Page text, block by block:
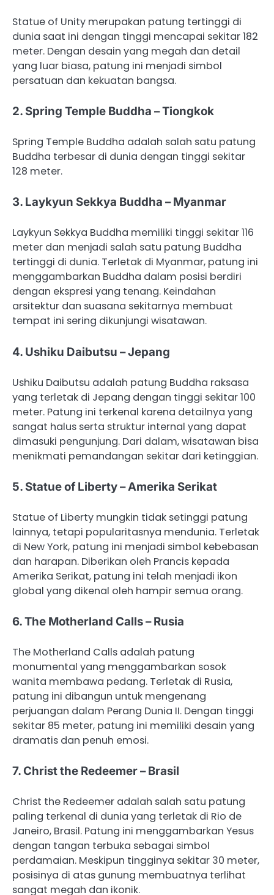
Statue of Unity merupakan patung tertinggi di
dunia saat ini dengan tinggi mencapai sekitar 182
meter. Dengan desain yang megah dan detail
yang luar biasa, patung ini menjadi simbol
persatuan dan kekuatan bangsa.
2. Spring Temple Buddha – Tiongkok
Spring Temple Buddha adalah salah satu patung
Buddha terbesar di dunia dengan tinggi sekitar
128 meter.
3. Laykyun Sekkya Buddha – Myanmar
Laykyun Sekkya Buddha memiliki tinggi sekitar 116
meter dan menjadi salah satu patung Buddha
tertinggi di dunia. Terletak di Myanmar, patung ini
menggambarkan Buddha dalam posisi berdiri
dengan ekspresi yang tenang. Keindahan
arsitektur dan suasana sekitarnya membuat
tempat ini sering dikunjungi wisatawan.
4. Ushiku Daibutsu – Jepang
Ushiku Daibutsu adalah patung Buddha raksasa
yang terletak di Jepang dengan tinggi sekitar 100
meter. Patung ini terkenal karena detailnya yang
sangat halus serta struktur internal yang dapat
dimasuki pengunjung. Dari dalam, wisatawan bisa
menikmati pemandangan sekitar dari ketinggian.
5. Statue of Liberty – Amerika Serikat
Statue of Liberty mungkin tidak setinggi patung
lainnya, tetapi popularitasnya mendunia. Terletak
di New York, patung ini menjadi simbol kebebasan
dan harapan. Diberikan oleh Prancis kepada
Amerika Serikat, patung ini telah menjadi ikon
global yang dikenal oleh hampir semua orang.
6. The Motherland Calls – Rusia
The Motherland Calls adalah patung
monumental yang menggambarkan sosok
wanita membawa pedang. Terletak di Rusia,
patung ini dibangun untuk mengenang
perjuangan dalam Perang Dunia II. Dengan tinggi
sekitar 85 meter, patung ini memiliki desain yang
dramatis dan penuh emosi.
7. Christ the Redeemer – Brasil
Christ the Redeemer adalah salah satu patung
paling terkenal di dunia yang terletak di Rio de
Janeiro, Brasil. Patung ini menggambarkan Yesus
dengan tangan terbuka sebagai simbol
perdamaian. Meskipun tingginya sekitar 30 meter,
posisinya di atas gunung membuatnya terlihat
sangat megah dan ikonik.